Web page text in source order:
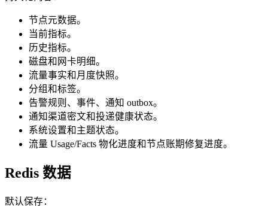
节点元数据。
当前指标。
历史指标。
磁盘和网卡明细。
流量事实和月度快照。
分组和标签。
告警规则、事件、通知 outbox。
通知渠道密文和投递健康状态。
系统设置和主题状态。
流量 Usage/Facts 物化进度和节点账期修复进度。
Redis 数据
默认保存：